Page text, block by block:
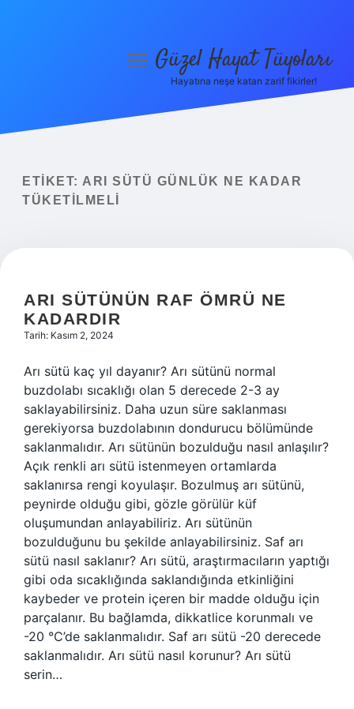
Yasal Uyarı
menüyüGüzel Hayat Tüyoları
Hayatına neşe katan zarif fikirler!
ETIKET: ARI SÜTÜ GÜNLÜK NE KADAR
TÜKETILMELI
ARI SÜTÜNÜN RAF ÖMRÜ NE
KADARDIR
Tarih: Kasım 2, 2024
Arı sütü kaç yıl dayanır? Arı sütünü normal
buzdolabı sıcaklığı olan 5 derecede 2-3 ay
saklayabilirsiniz. Daha uzun süre saklanması
gerekiyorsa buzdolabının dondurucu bölümünde
saklanmalıdır. Arı sütünün bozulduğu nasıl anlaşılır?
Açık renkli arı sütü istenmeyen ortamlarda
saklanırsa rengi koyulaşır. Bozulmuş arı sütünü,
peynirde olduğu gibi, gözle görülür küf
oluşumundan anlayabiliriz. Arı sütünün
bozulduğunu bu şekilde anlayabilirsiniz. Saf arı
sütü nasıl saklanır? Arı sütü, araştırmacıların yaptığı
gibi oda sıcaklığında saklandığında etkinliğini
kaybeder ve protein içeren bir madde olduğu için
parçalanır. Bu bağlamda, dikkatlice korunmalı ve
-20 °C’de saklanmalıdır. Saf arı sütü -20 derecede
saklanmalıdır. Arı sütü nasıl korunur? Arı sütü
serin…